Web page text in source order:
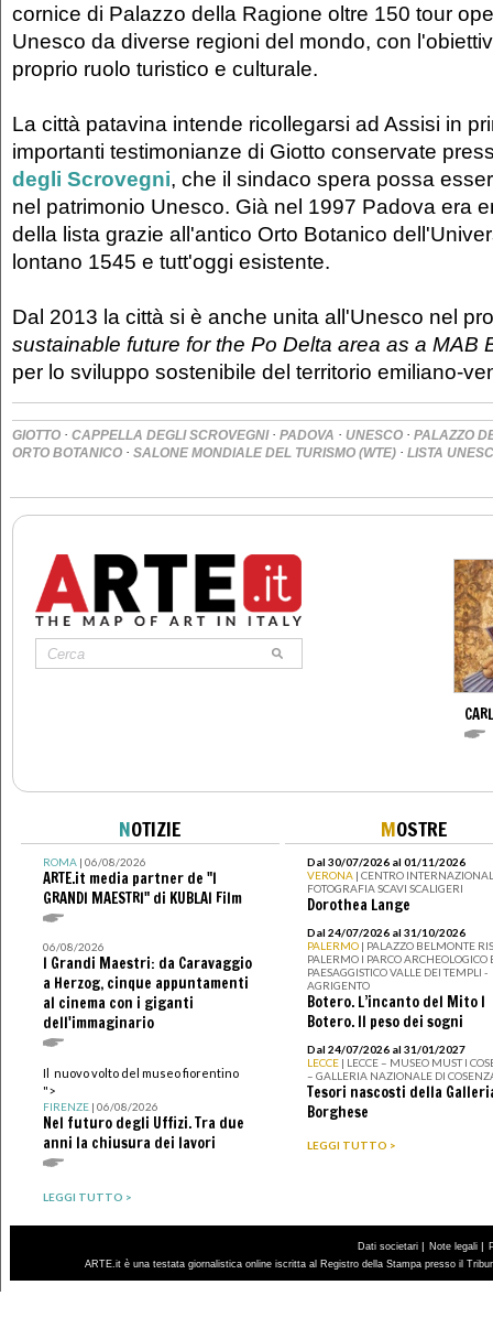
cornice di Palazzo della Ragione oltre 150 tour
Unesco da diverse regioni del mondo, con
proprio ruolo turistico e culturale.
La città patavina intende ricollegarsi ad Assisi in
importanti testimonianze di Giotto conservate
degli Scrovegni, che il sindaco spera possa
nel patrimonio Unesco. Già nel 1997 Padova era
della lista grazie all'antico Orto Botanico
lontano 1545 e tutt'oggi esistente.
Dal 2013 la città si è anche unita all'Unesco nel
sustainable future for the Po Delta area as a MAB
per lo sviluppo sostenibile del territorio emiliano-
GIOTTO · CAPPELLA DEGLI SCROVEGNI· PADOVA · UNESCO · PALAZZO
ORTO BOTANICO · SALONE MONDIALE DEL TURISMO (WTE) · LISTA
NOTIZIE
ROMA| 06/08/2026
ARTE.it media partner de "I
GRANDI MAESTRI" di KUBLAI Film
06/08/2026
I Grandi Maestri: da Caravaggio
a Herzog, cinque appuntamenti
al cinema con i giganti
dell'immaginario
Il nuovo volto del museo fiorentino
">
FIRENZE| 06/08/2026
Nel futuro degli Uffizi. Tra due
anni la chiusura dei lavori
LEGGI TUTTO >
MOSTRE
Dal 30/07/2026 al 01/11/2026
VERONA | CENTRO
FOTOGRAFIA SCAVI SCALIGERI
Dorothea Lange
Dal 24/07/2026 al 31/10/2026
PALERMO | PALAZZO BELMONTE
PALERMO I PARCO ARCHEOLOGICO
PAESAGGISTICO VALLE DEI TEMPLI -
AGRIGENTO
Botero. L’incanto del Mito I
Botero. Il peso dei sogni
Dal 24/07/2026 al 31/01/2027
LECCE | LECCE – MUSEO MUST I
– GALLERIA NAZIONALE DI
Tesori nascosti della
Borghese
LEGGI TUTTO >
Dati societari | Note legali |
ARTE.it è una testata giornalistica online iscritta al Registro della Stampa presso il